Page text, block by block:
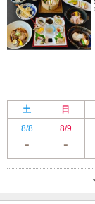
土 日
8/8
8/9